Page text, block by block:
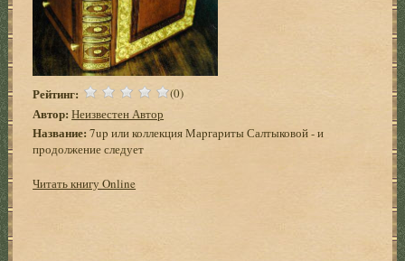
Рейтинг: (0)
Автор: Неизвестен Автор
Название: 7up или коллекция Маpгаpиты Салтыковой - и
пpодолжение следует
Читать книгу Online